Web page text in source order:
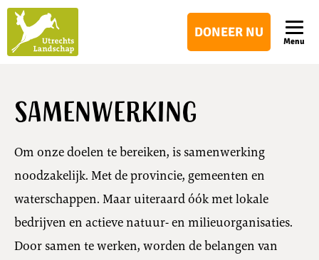
DONEER NU
Menu
Samenwerking
Om onze doelen te bereiken, is samenwerking
noodzakelijk. Met de provincie, gemeenten en
waterschappen. Maar uiteraard óók met lokale
bedrijven en actieve natuur- en milieuorganisaties.
Door samen te werken, worden de belangen van